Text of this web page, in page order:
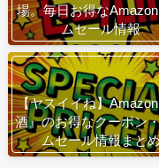
場。毎日お得な
ムセール情報
【ヤスイイね】
酒』のお得なクーポン
ムセール情報まと